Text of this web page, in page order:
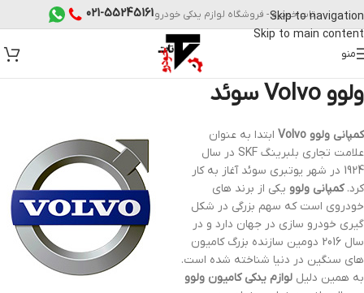
Skip to navigation
Skip to main content
تات خودرو - فروشگاه لوازم یدکی خودرو021-55245161
منو
ولوو Volvo سوئد
کمپانی ولوو Volvo
ابتدا به عنوان
علامت تجاری بلبرینگ SKF در سال
1924 در شهر یوتبری سوئد آغاز به کار
کرد.کمپانی ولوو یکی از برند های
خودروی است که سهم بزرگی در شکل
گیری خودرو سازی در جهان دارد و در
سال 2016 دومین سازنده بزرگ کامیون
های سنگین در دنیا شناخته شده است.
به همین دلیل لوازم یدکی کامیون ولوو